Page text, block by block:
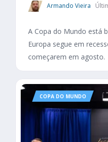
Armando Vieira
A Copa do Mundo está
Europa segue em
começarem em agosto.
COPA DO MUNDO